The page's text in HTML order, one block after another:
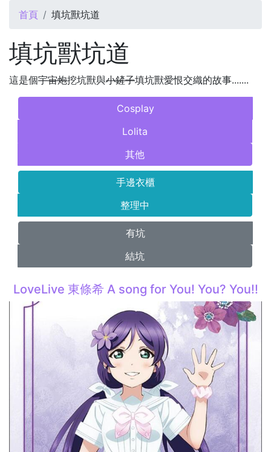
您在這裡
首頁 填坑獸坑道
填坑獸坑道
這是個宇宙炮挖坑獸與小鏟子填坑獸愛恨交織的故事.......
Cosplay
Lolita
其他
手邊衣櫃
整理中
有坑
結坑
LoveLive 東條希 A song for You! You? You!!